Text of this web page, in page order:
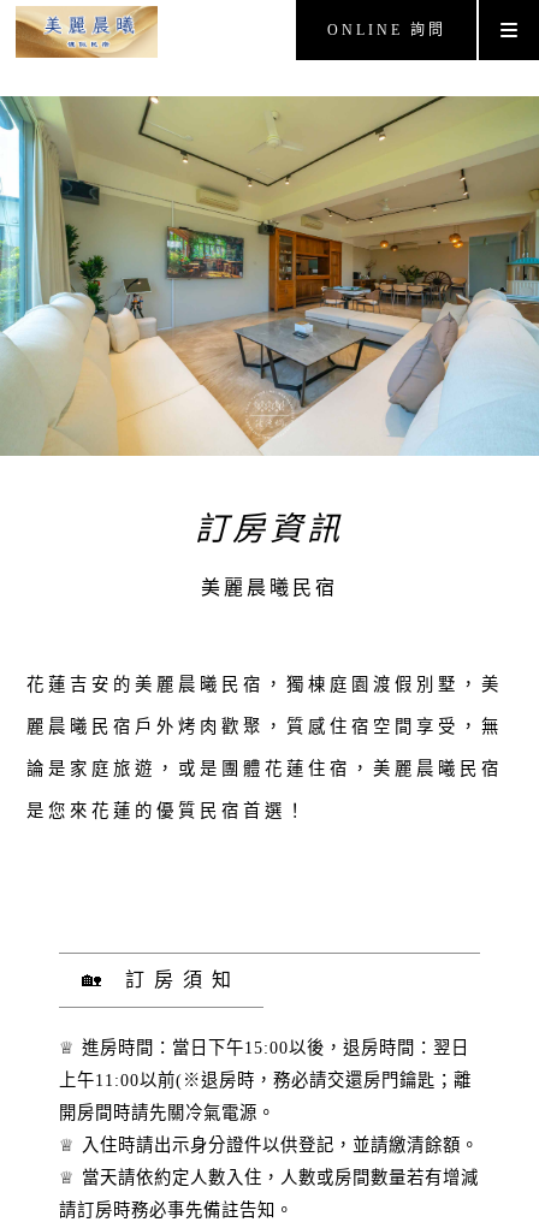
ONLINE 詢問
訂房資訊
美麗晨曦民宿
花蓮吉安的美麗晨曦民宿，獨棟庭園渡假別墅，美
麗晨曦民宿戶外烤肉歡聚，質感住宿空間享受，無
論是家庭旅遊，或是團體花蓮住宿，美麗晨曦民宿
是您來花蓮的優質民宿首選！
🏡 訂房須知
♕ 進房時間：當日下午15:00以後，退房時間：翌日
上午11:00以前(※退房時，務必請交還房門鑰匙；離
開房間時請先關冷氣電源。
♕ 入住時請出示身分證件以供登記，並請繳清餘額。
♕ 當天請依約定人數入住，人數或房間數量若有增減
請訂房時務必事先備註告知。